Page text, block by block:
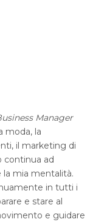
Manager
moda, la
il marketing di
continua ad
la mia mentalità.
in tutti i
e stare al
e guidare